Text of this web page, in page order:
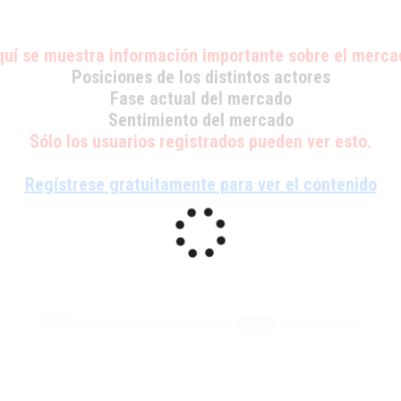
se muestra información importante sobre el
Posiciones de los distintos actores
Fase actual del mercado
Sentimiento del mercado
Sólo los usuarios registrados pueden ver esto.
Regístrese gratuitamente para ver el contenido